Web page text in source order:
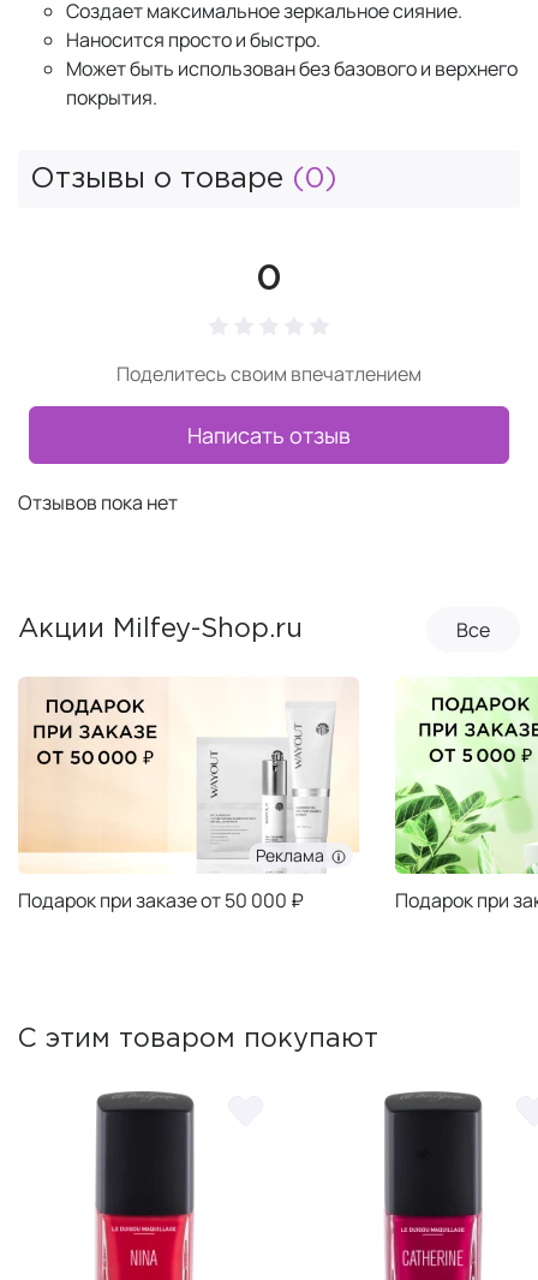
Создает максимальное зеркальное сияние.
Наносится просто и быстро.
Может быть использован без базового и верхнего
покрытия.
Отзывы о товаре (0)
0
Поделитесь своим впечатлением
Написать отзыв
Отзывов пока нет
Акции Milfey-Shop.ru Все
Реклама
Подарок при заказе от 50 000 ₽ Подарок при
С этим товаром покупают